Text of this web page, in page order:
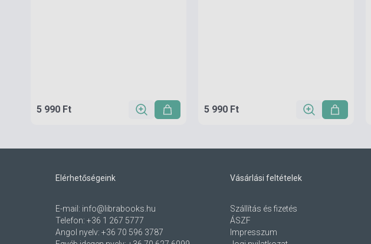
5 990 Ft 5 990 Ft
Elérhetőségeink
E-mail: info@librabooks.hu
Telefon: +36 1 267 5777
Angol nyelv: +36 70 596 3787
Vásárlási feltételek
Szállítás és fizetés
ÁSZF
Impresszum